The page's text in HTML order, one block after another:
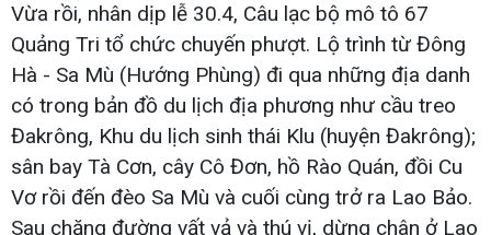
Vừa rồi, nhân dịp lễ 30.4, Câu lạc bộ mô tô 67
Quảng Tri tổ chức chuyến phượt. Lộ trình từ Đông
Hà - Sa Mù (Hướng Phùng) đi qua những địa danh
có trong bản đồ du lịch địa phương như cầu treo
Đakrông, Khu du lịch sinh thái Klu (huyện Đakrông);
sân bay Tà Cơn, cây Cô Đơn, hồ Rào Quán, đồi Cu
Vơ rồi đến đèo Sa Mù và cuối cùng trở ra Lao Bảo.
Sau chặng đường vất vả và thú vị, dừng chân ở Lao